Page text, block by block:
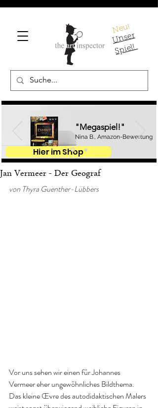
Neu!
U
ns
er
S
pi
el!
"Megaspiel!"
Nina B., Amazon-Bewertung
Hier im Shop
Jan Vermeer - Der Geograf
von Thyra Guenther-Lübbers
Vor uns sehen wir einen für Johannes
Vermeer eher ungewöhnliches Bildthema.
Das kleine Œvre des autodidaktischen Malers